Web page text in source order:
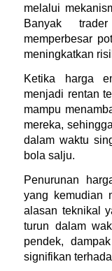
melalui
Banyak trader
memperbesar
meningkatkan
Ketika harga
menjadi rentan
mampu
mereka,
dalam waktu
bola salju.
Penurunan
yang kemudian
alasan teknikal
turun dalam
pendek,
signifikan